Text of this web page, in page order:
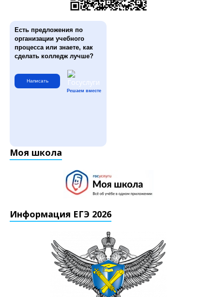
Есть предложения по
организации учебного
процесса или знаете, как
сделать колледж лучше?
Написать
Решаем вместе
Моя школа
Информация ЕГЭ 2026